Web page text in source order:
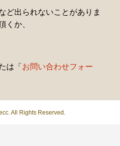
ど出られないことがありま
くか、
は「 お問い合わせフォー
All Rights Reserved.